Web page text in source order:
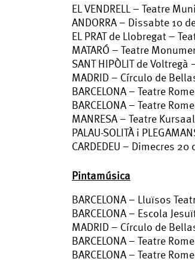
EL VENDRELL – Teatre
ANDORRA – Dissabte 10
EL PRAT de Llobregat –
MATARÓ – Teatre
SANT HIPÒLIT de
MADRID – Círculo de
BARCELONA – Teatre
BARCELONA – Teatre
MANRESA – Teatre
PALAU-SOLITÀ i
CARDEDEU – Dimecres
Pintamúsica
BARCELONA – Lluïsos
BARCELONA – Escola
MADRID – Círculo de
BARCELONA – Teatre
BARCELONA – Teatre